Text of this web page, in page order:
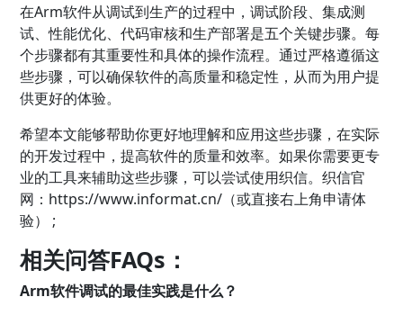
在Arm软件从调试到生产的过程中，调试阶段、集成测
试、性能优化、代码审核和生产部署是五个关键步骤。每
个步骤都有其重要性和具体的操作流程。通过严格遵循这
些步骤，可以确保软件的高质量和稳定性，从而为用户提
供更好的体验。
希望本文能够帮助你更好地理解和应用这些步骤，在实际
的开发过程中，提高软件的质量和效率。如果你需要更专
业的工具来辅助这些步骤，可以尝试使用织信。织信官
网： https://www.informat.cn/（或直接右上角申请体
验） ;
相关问答FAQs：
Arm软件调试的最佳实践是什么？